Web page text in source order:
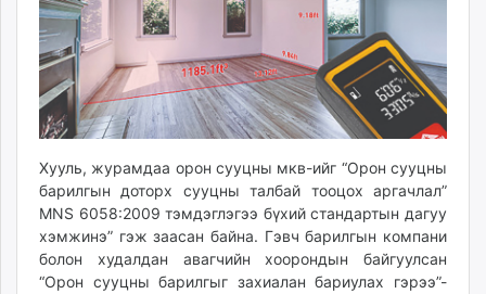
Хууль, журамдаа орон сууцны мкв-ийг “Орон сууцны
барилгын доторх сууцны талбай тооцох аргачлал”
MNS 6058:2009 тэмдэглэгээ бүхий стандартын дагуу
хэмжинэ” гэж заасан байна. Гэвч барилгын компани
болон худалдан авагчийн хоорондын байгуулсан
“Орон сууцны барилгыг захиалан бариулах гэрээ”-